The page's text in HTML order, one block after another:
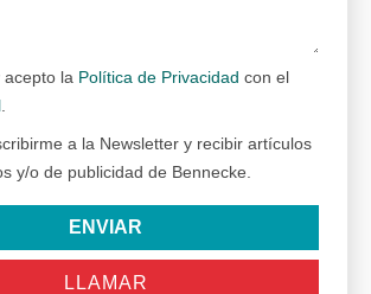
acepto la Política de Privacidad con el
a la Newsletter y recibir artículos
y/o de publicidad de Bennecke.
ENVIAR
LLAMAR